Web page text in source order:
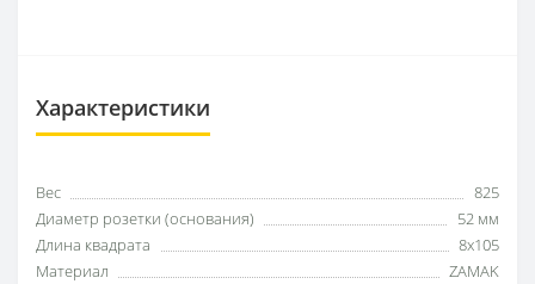
Характеристики
Вес
825
Диаметр розетки (основания)
52 мм
Длина квадрата
8x105
Материал
ZAMAK